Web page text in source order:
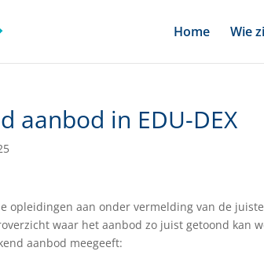
Home Wie
aanbod in EDU-DEX
opleidingen aan onder vermelding van de
waar het aanbod zo juist getoond kan
aanbod meegeeft: